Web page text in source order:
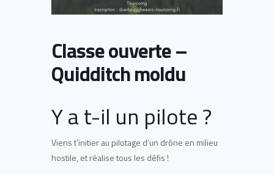
Classe ouverte –
Quidditch moldu
Y a t-il un pilote ?
Viens t’initier au pilotage d’un drône en milieu
hostile, et réalise tous les défis !